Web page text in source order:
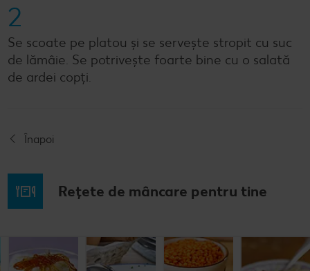
2
Se scoate pe platou și se servește stropit cu suc
de lămâie. Se potrivește foarte bine cu o salată
de ardei copți.
Înapoi
Rețete de mâncare pentru tine
Musaca de
cartofi cu
Lapte de
pasăre
Supă
tradițională
Supă cremă de
linte